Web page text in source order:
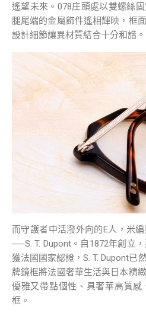
遙望未來。078庄頭處以雙螺絲
腿尾端的金屬飾件遙相輝映，框
設計細節讓異材質結合十分和諧。
而守護者中活潑外向的E人，米
──S. T. Dupont。自1872年創立
獲法國國家認證，S. T. Dupont已
牌鏡框將法國奢華生活與日本精
優雅又帶點個性、具奢華高質
框。